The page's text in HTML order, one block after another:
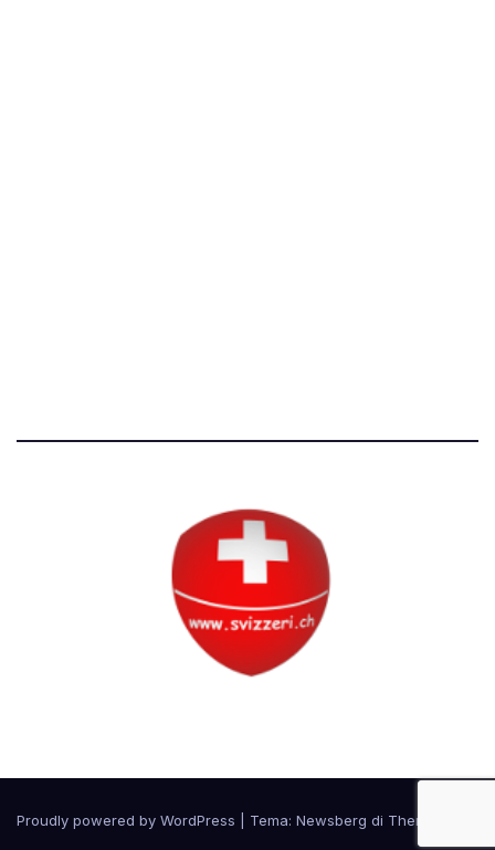
Proudly powered by WordPress Tema: Newsberg di Themeansar